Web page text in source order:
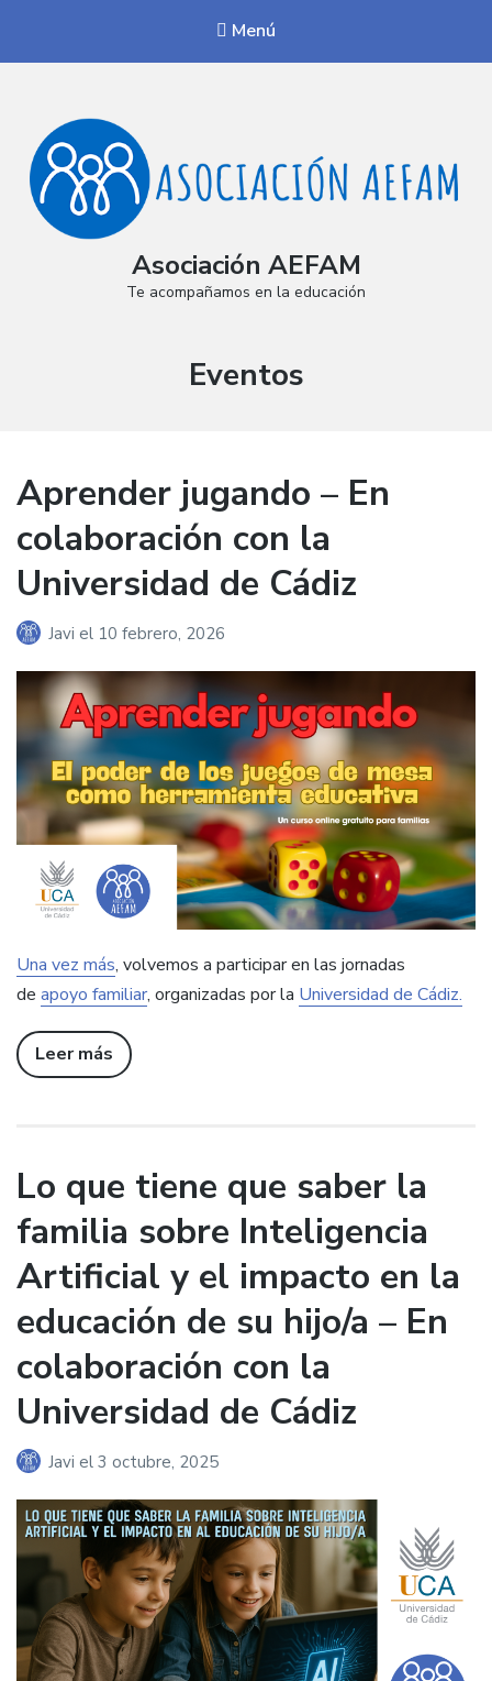
Menú
Asociación AEFAM
Te acompañamos en la educación
Categoría:
Eventos
Aprender jugando – En
colaboración con la
Universidad de Cádiz
Javi el 10 febrero, 2026
Una vez más, volvemos a participar en las jornadas
de apoyo familiar, organizadas por la Universidad de Cádiz.
Leer más
Lo que tiene que saber la
familia sobre Inteligencia
Artificial y el impacto en la
educación de su hijo/a – En
colaboración con la
Universidad de Cádiz
Javi el 3 octubre, 2025